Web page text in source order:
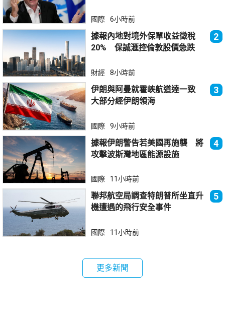
國際 6小時前
據報內地對境外保單收益徵稅
20% 保誠滙控倫敦股價急跌
2
財經 8小時前
伊朗與阿曼就霍峽航道達一致
大部分經伊朗領海
3
國際 9小時前
據報伊朗警告若美國再施襲 將
攻擊波斯灣地區能源設施
4
國際 11小時前
聯邦航空局調查特朗普所坐直升
機遭遇的飛行安全事件
5
國際 11小時前
更多新聞